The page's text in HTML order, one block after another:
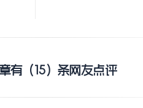
有（15）条网友点评